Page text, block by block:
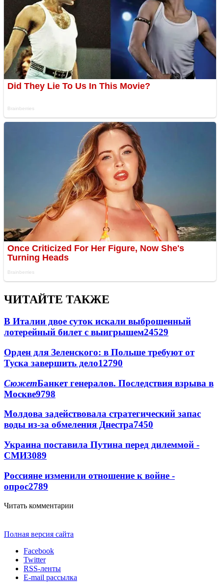
ЧИТАЙТЕ ТАКЖЕ
В Италии двое суток искали выброшенный
лотерейный билет с выигрышем24529
Орден для Зеленского: в Польше требуют от
Туска завершить дело12790
СюжетБанкет генералов. Последствия взрыва в
Москве9798
Молдова задействовала стратегический запас
воды из-за обмеления Днестра7450
Украина поставила Путина перед дилеммой -
СМИ3089
Россияне изменили отношение к войне -
опрос2789
Читать комментарии
Полная версия сайта
Facebook
Twitter
RSS-ленты
E-mail рассылка